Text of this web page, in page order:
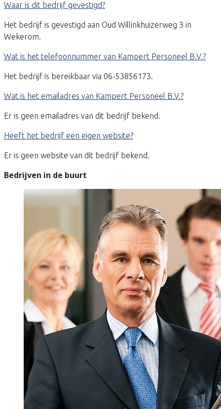
Waar is dit bedrijf gevestigd?
Het bedrijf is gevestigd aan Oud Willinkhuizerweg 3 in
Wekerom.
Wat is het telefoonnummer van Kampert Personeel B.V.?
Het bedrijf is bereikbaar via 06-53856173.
Wat is het emailadres van Kampert Personeel B.V.?
Er is geen emailadres van dit bedrijf bekend.
Heeft het bedrijf een eigen website?
Er is geen website van dit bedrijf bekend.
Bedrijven in de buurt